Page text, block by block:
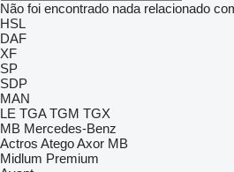
Não foi encontrado nada relacionado
HSL
DAF
XF
SP
SDP
MAN
LE TGA TGM TGX
MB Mercedes-Benz
Actros AtegoAxor MB
Midlum Premium